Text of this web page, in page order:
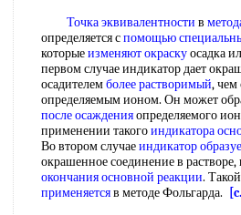
Точка эквивалентности в
определяется спомощью
которыеизменяют окраскуосадка
первом случае индикатор дает
осадителемболее растворимый, чем
определяемым ионом. Он может
после осажденияопределяемого
применении такогоиндикатора
Во втором случаеиндикатор
окрашенное соединение в растворе,
окончанияосновной реакции. Такой
применяетсяв методе Фольгарда.